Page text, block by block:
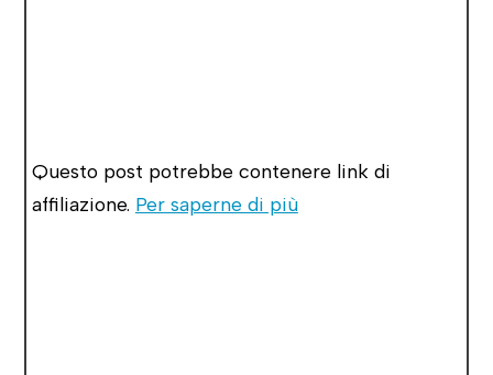
Questo post potrebbe contenere link di
affiliazione. Per saperne di più